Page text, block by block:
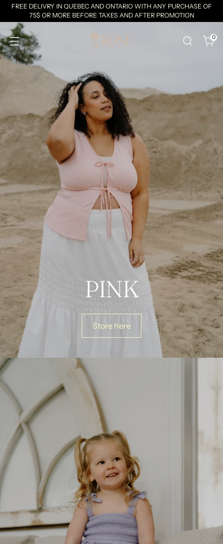
FREE DELIVRY IN QUEBEC AND ONTARIO WITH ANY PURCHASE OF
75$ OR MORE BEFORE TAXES AND AFTER PROMOTION
0
PINK
Store here